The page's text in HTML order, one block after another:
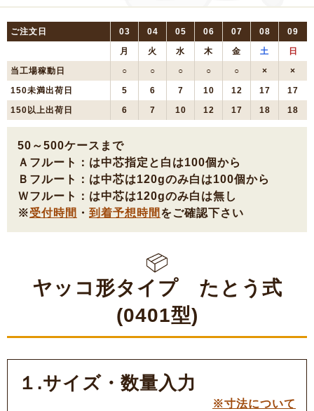
ご注文日 03 04 05 06 07 08
09
月
火 水 木 金 土
日
当工場稼動日
○ ○ ○ ○ ○ ×
×
150未満出荷日
5 6 7 10 12 17
17
150以上出荷日
6 7 10 12 17 18 18
50～500ケースまで
Ａフルート：は中芯指定と白は100個から
Ｂフルート：は中芯は120gのみ白は100個から
Ｗフルート：は中芯は120gのみ白は無し
※受付時間 ・ 到着予想時間 をご確認下さい
ヤッコ形タイプ たとう式
(0401型)
１.サイズ・数量入力
※寸法について